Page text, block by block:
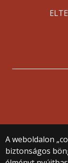
A weboldalon
biztonságos
© 2025